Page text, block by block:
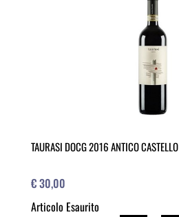
TAURASI DOCG 2016 ANTICO CASTELLO
€ 30,00
Articolo Esaurito